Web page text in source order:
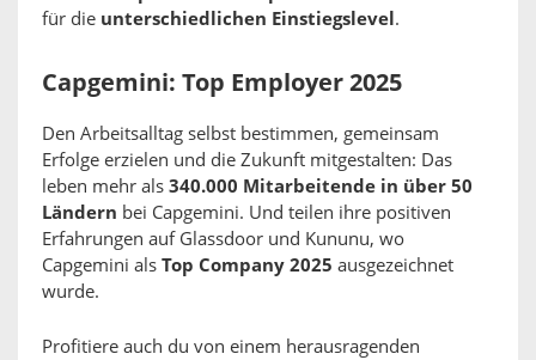
für die unterschiedlichen Einstiegslevel .
Capgemini: Top Employer 2025
Den Arbeitsalltag selbst bestimmen, gemeinsam
Erfolge erzielen und die Zukunft mitgestalten: Das
leben mehr als 340.000 Mitarbeitende in über 50
Ländern bei Capgemini. Und teilen ihre positiven
Erfahrungen auf Glassdoor und Kununu, wo
Capgemini als Top Company 2025 ausgezeichnet
wurde.
Profitiere auch du von einem herausragenden